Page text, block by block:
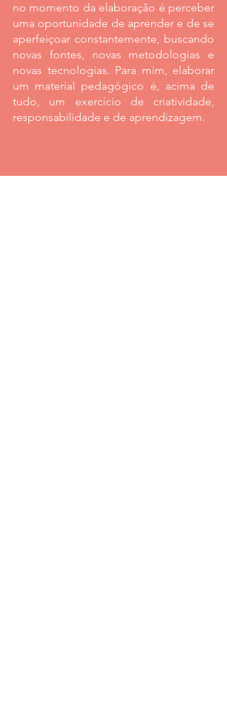
no momento da elaboração é perceber
uma oportunidade de aprender e de se
aperfeiçoar constantemente, buscando
novas fontes, novas metodologias e
novas tecnologias. Para mim, elaborar
um material pedagógico é, acima de
tudo, um exercício de criatividade,
responsabilidade e de aprendizagem.